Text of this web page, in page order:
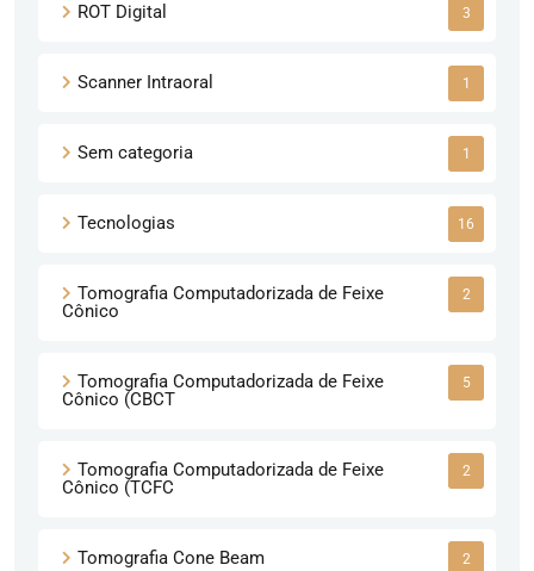
ROT Digital 3
Scanner Intraoral 1
Sem categoria 1
Tecnologias 16
Tomografia Computadorizada de Feixe
Cônico
2
Tomografia Computadorizada de Feixe
Cônico (CBCT
5
Tomografia Computadorizada de Feixe
Cônico (TCFC
2
Tomografia Cone Beam 2